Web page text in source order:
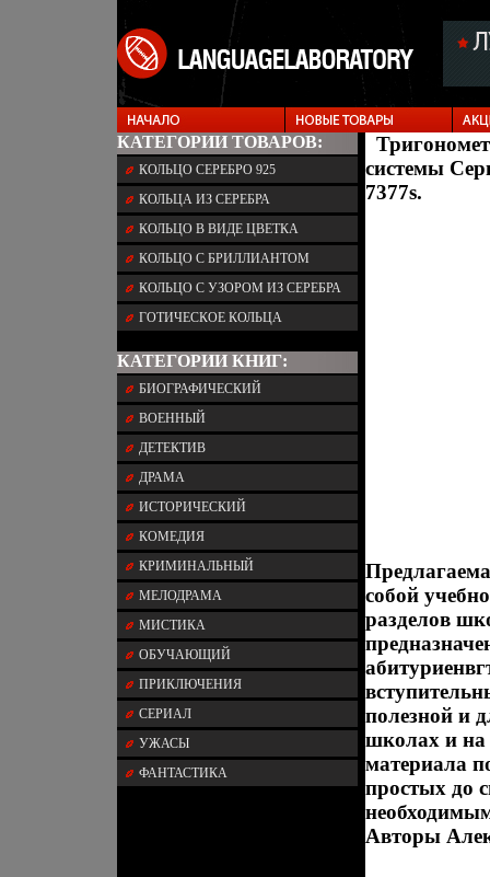
КАТЕГОРИИ ТОВАРОВ:
КОЛЬЦО СЕРЕБРО 925
КОЛЬЦА ИЗ СЕРЕБРА
КОЛЬЦО В ВИДЕ ЦВЕТКА
КОЛЬЦО С БРИЛЛИАНТОМ
КОЛЬЦО С УЗОРОМ ИЗ СЕРЕБРА
ГОТИЧЕСКОЕ КОЛЬЦА
КАТЕГОРИИ КНИГ:
БИОГРАФИЧЕСКИЙ
ВОЕННЫЙ
ДЕТЕКТИВ
ДРАМА
ИСТОРИЧЕСКИЙ
КОМЕДИЯ
КРИМИНАЛЬНЫЙ
МЕЛОДРАМА
МИСТИКА
ОБУЧАЮЩИЙ
ПРИКЛЮЧЕНИЯ
СЕРИАЛ
УЖАСЫ
ФАНТАСТИКА
системы
7377s.
собой
разделов
полезной и
школах и на
материала
простых до
Авторы